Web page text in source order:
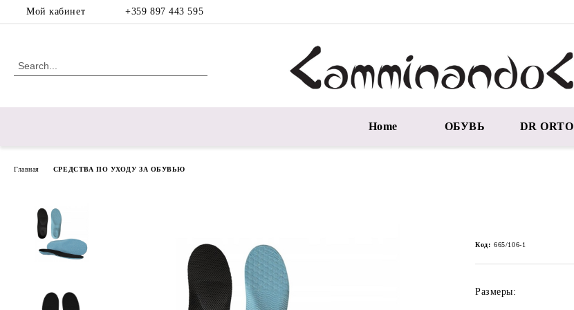
Мой кабинет +359 897 443 595
Home ОБУВЬ DR ORTO
Главная СРЕДСТВА ПО УХОДУ ЗА ОБУВЬЮ
Код: 665/106-1
Размеры: